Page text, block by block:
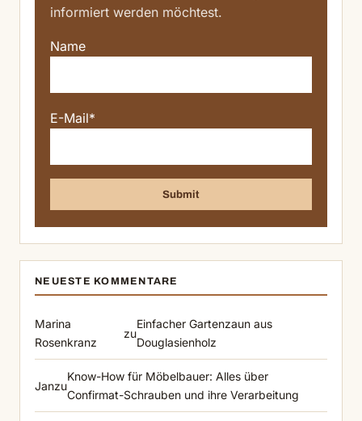
informiert werden möchtest.
Name
E-Mail*
NEUESTE KOMMENTARE
Marina
Rosenkranz
zu
Einfacher Gartenzaun aus
Douglasienholz
Janzu
Know-How für Möbelbauer: Alles über
Confirmat-Schrauben und ihre Verarbeitung